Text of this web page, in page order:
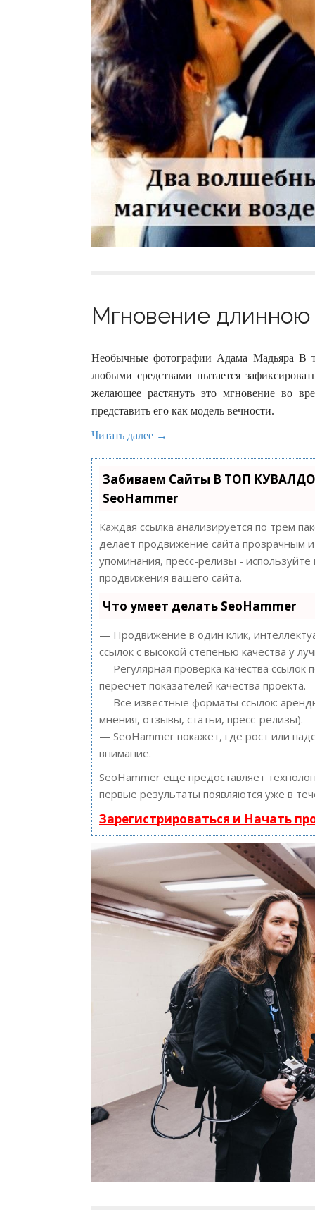
Мгновение длинною
Необычные фотографии Адама Мадьяра В
любыми средствами пытается
желающее растянуть это мгновение во
представить его как модель вечности.
Читать далее →
Забиваем Сайты В ТОП
SeoHammer
Каждая ссылка анализируется по трем
делает продвижение сайта прозрачным
упоминания, пресс-релизы -
продвижения вашего сайта.
Что умеет делать SeoHammer
— Продвижение в один клик,
ссылок с высокой степенью качества у
— Регулярная проверка качества
пересчет показателей качества проекта.
— Все известные форматы ссылок:
мнения, отзывы, статьи, пресс-релизы).
— SeoHammer покажет, где рост или
внимание.
SeoHammer еще предоставляет
первые результаты появляются уже в
Зарегистрироваться и Начать